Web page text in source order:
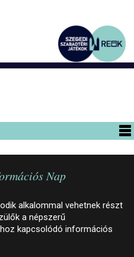
Nap
alkalommal vehetnek részt
a népszerű
kapcsolódó információs